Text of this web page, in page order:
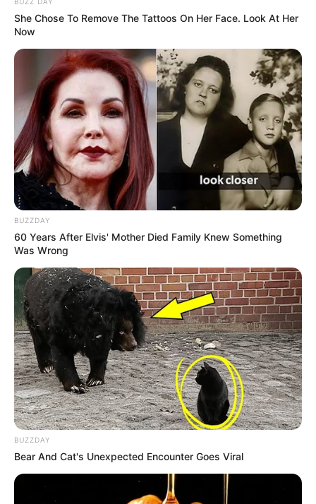
-ad5
Fonte: JASB com informações do Câmara dos Deputados.
Edição Geral: JASB.
O jornalismo do JASB.com.br precisa de você para continuar
marcando ponto na vida dos ACS e ACE.Compartilhe as nossas
notícias em suas redes sociais!
She Chose To Remove The Tattoos On Her Face. Look At Her
Now
BUZZDAY
60 Years After Elvis' Mother Died Family Knew Something
Was Wrong
BUZZDAY
Bear And Cat's Unexpected Encounter Goes Viral